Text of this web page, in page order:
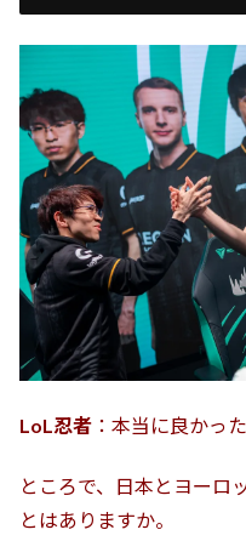
LoL忍者 ：本当に良かっ
ところで、日本とヨーロ
とはありますか。